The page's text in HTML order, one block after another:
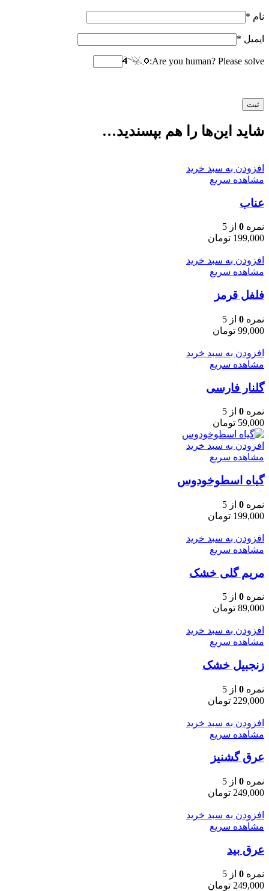
نام *
ایمیل *
Are you human? Please solve:
شاید این‌ها را هم بپسندید…
افزودن به سبد خرید
مشاهده سریع
عناب
نمره 0 از 5
199,000 تومان
افزودن به سبد خرید
مشاهده سریع
فلفل قرمز
نمره 0 از 5
99,000 تومان
افزودن به سبد خرید
مشاهده سریع
گلنار فارسی
نمره 0 از 5
59,000 تومان
افزودن به سبد خرید
مشاهده سریع
گیاه اسطوخودوس
نمره 0 از 5
199,000 تومان
افزودن به سبد خرید
مشاهده سریع
مریم گلی خشک
نمره 0 از 5
89,000 تومان
افزودن به سبد خرید
مشاهده سریع
زنجبیل خشک
نمره 0 از 5
229,000 تومان
افزودن به سبد خرید
مشاهده سریع
عرق گشنیز
نمره 0 از 5
249,000 تومان
افزودن به سبد خرید
مشاهده سریع
عرق بید
نمره 0 از 5
249,000 تومان